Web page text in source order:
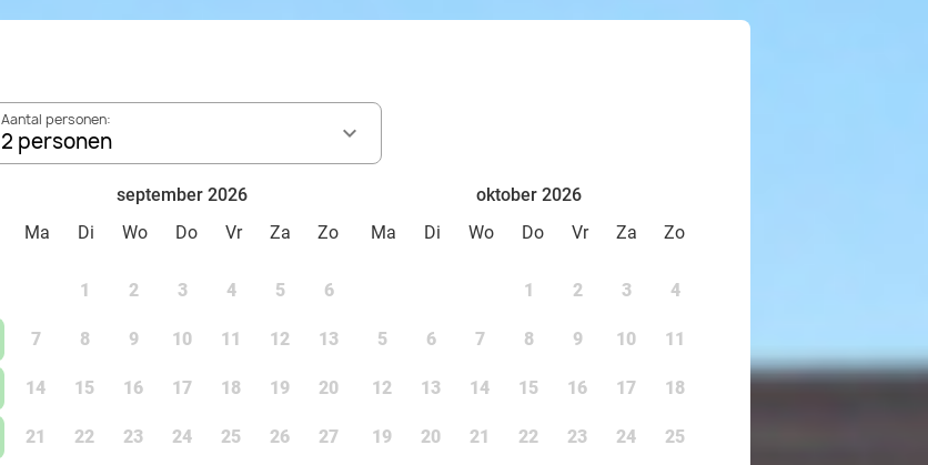
Aantal personen:
2 personen
september 2026
Ma
Di Wo Do Vr Za Zo
1 2 3 4 5 6
7 8 9 10 11 12 13
14 15 16 17 18 19 20
21 22 23 24 25 26 27
oktober 2026
Ma
Di Wo Do Vr Za Zo
1 2 3 4
5 6 7 8 9 10 11
12 13 14 15 16 17 18
19 20 21 22 23 24 25